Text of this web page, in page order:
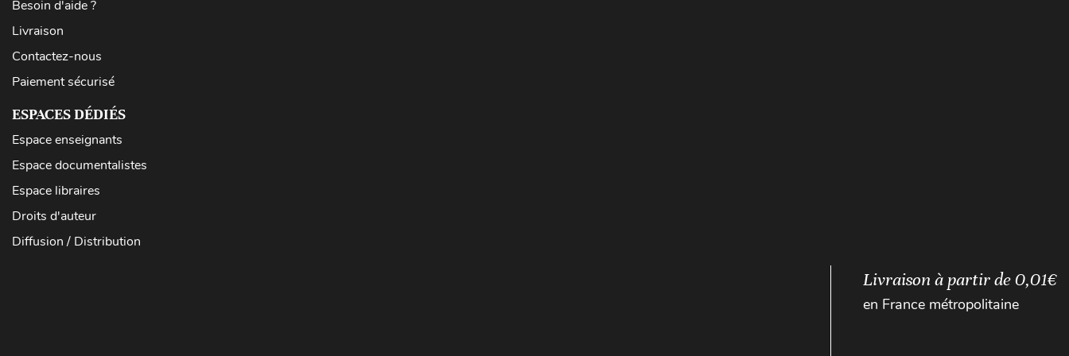
Besoin d'aide ?
Livraison
Contactez-nous
Paiement sécurisé
ESPACES DÉDIÉS
Espace enseignants
Espace documentalistes
Espace libraires
Droits d'auteur
Diffusion / Distribution
Livraison à partir de 0,01€
en France métropolitaine